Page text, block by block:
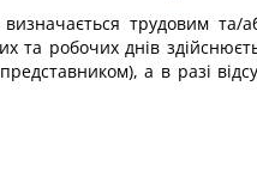
трудовим та/
та робочих днів
а в разі